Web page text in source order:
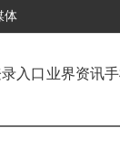
体
入口 业界资讯